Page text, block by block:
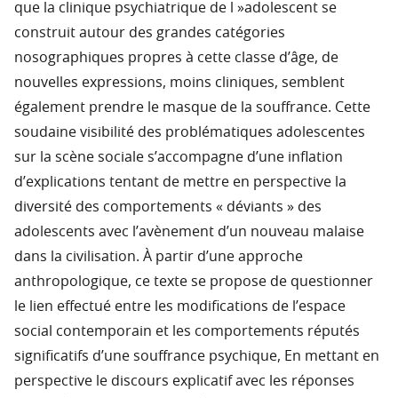
que la clinique psychiatrique de l »adolescent se
construit autour des grandes catégories
nosographiques propres à cette classe d’âge, de
nouvelles expressions, moins cliniques, semblent
également prendre le masque de la souffrance. Cette
soudaine visibilité des problématiques adolescentes
sur la scène sociale s’accompagne d’une inflation
d’explications tentant de mettre en perspective la
diversité des comportements « déviants » des
adolescents avec l’avènement d’un nouveau malaise
dans la civilisation. À partir d’une approche
anthropologique, ce texte se propose de questionner
le lien effectué entre les modifications de l’espace
social contemporain et les comportements réputés
significatifs d’une souffrance psychique, En mettant en
perspective le discours explicatif avec les réponses